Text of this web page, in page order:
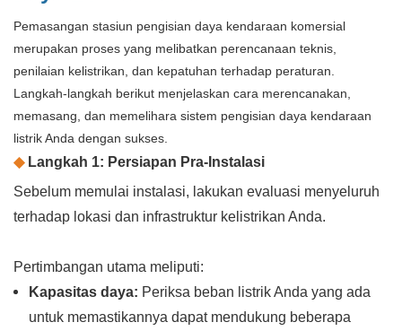
Pemasangan stasiun pengisian daya kendaraan komersial
merupakan proses yang melibatkan perencanaan teknis,
penilaian kelistrikan, dan kepatuhan terhadap peraturan.
Langkah-langkah berikut menjelaskan cara merencanakan,
memasang, dan memelihara sistem pengisian daya kendaraan
listrik Anda dengan sukses.
◆Langkah 1: Persiapan Pra-Instalasi
Sebelum memulai instalasi, lakukan evaluasi menyeluruh
terhadap lokasi dan infrastruktur kelistrikan Anda.
Pertimbangan utama meliputi:
Kapasitas daya: Periksa beban listrik Anda yang ada
untuk memastikannya dapat mendukung beberapa